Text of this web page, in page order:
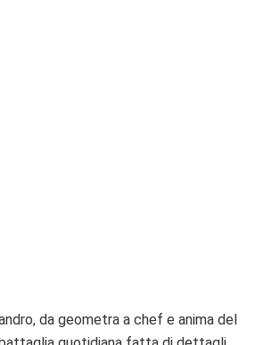
da geometra a chef e anima del